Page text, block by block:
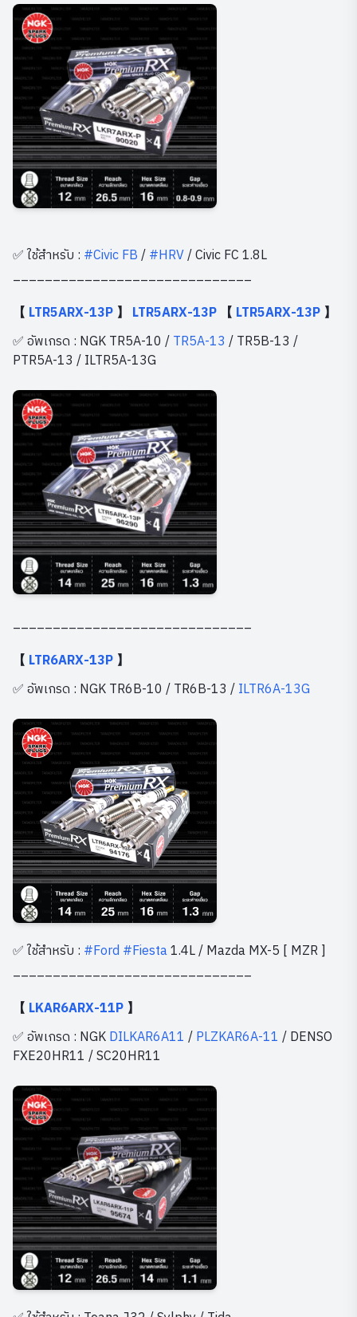
✅ ใช้สำหรับ : #Civic FB/#HRV/ Civic FC 1.8L
______________________________
【 LTR5ARX-13P 】 LTR5ARX-13P 【 LTR5ARX-13P 】
✅ อัพเกรด : NGK TR5A-10 /TR5A-13 / TR5B-13 /
PTR5A-13 / ILTR5A-13G
______________________________
【 LTR6ARX-13P 】
✅ อัพเกรด : NGK TR6B-10 / TR6B-13 /ILTR6A-13G
✅ ใช้สำหรับ : #Ford #Fiesta1.4L / Mazda MX-5 [ MZR ]
______________________________
【 LKAR6ARX-11P 】
✅ อัพเกรด : NGKDILKAR6A11 /PLZKAR6A-11 / DENSO
FXE20HR11 / SC20HR11